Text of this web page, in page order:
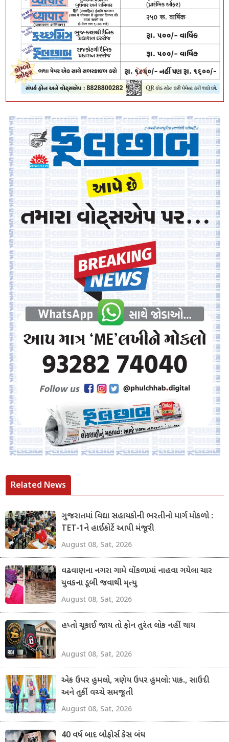
Related News
ગુજરાતમાં વિદ્યા સહાયકોની ભરતીનો માર્ગ મોકળો :
TET-1ને હાઈકોર્ટે આપી મંજૂરી
August 08, Sat, 2026
વઢવાણના નગરા ગામે વોંકળામાં નાહવા ગયેલા ચાર
યુવકના ડૂબી જવાથી મૃત્યુ
August 08, Sat, 2026
હપ્તો ચૂકાઈ જાય તો ફોન તુરંત લોક નહીં થાય
August 08, Sat, 2026
એક ઉપર હુમલો, ત્રણેય ઉપર હુમલો: પાક., સાઉદી
અને તુર્કી વચ્ચે સમજૂતી
August 08, Sat, 2026
40 વર્ષ બાદ બોફોર્સ કેસ બંધ